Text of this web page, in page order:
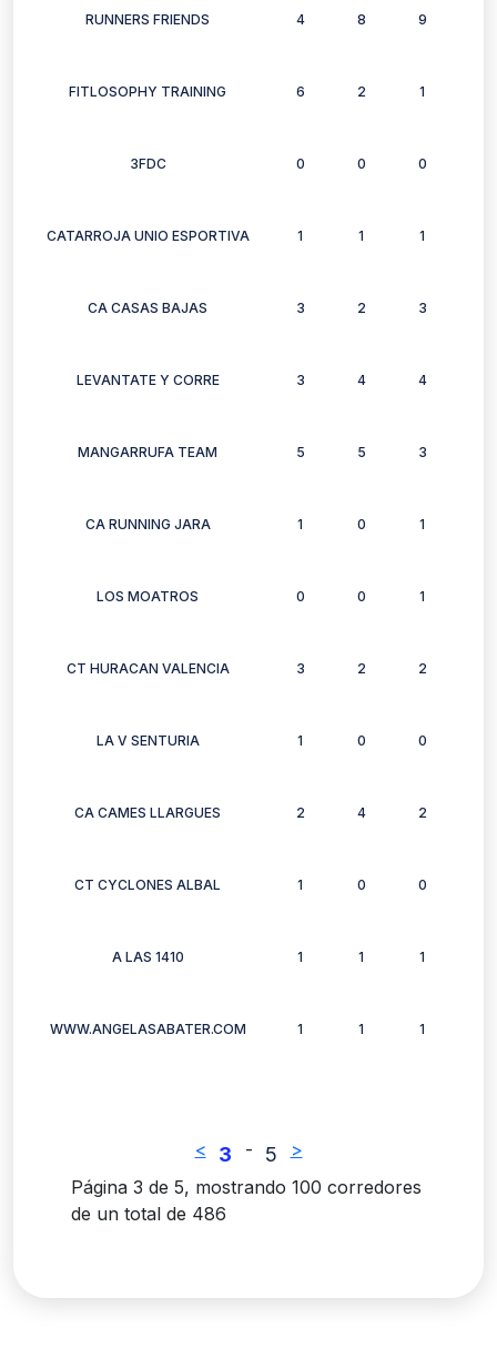
RUNNERS FRIENDS 4 8 9
FITLOSOPHY TRAINING 6 2 1
3FDC 0 0 0
CATARROJA UNIO ESPORTIVA 1 1 1
CA CASAS BAJAS 3 2 3
LEVANTATE Y CORRE 3 4 4
MANGARRUFA TEAM 5 5 3
CA RUNNING JARA 1 0 1
LOS MOATROS 0 0 1
CT HURACAN VALENCIA 3 2 2
LA V SENTURIA 1 0 0
CA CAMES LLARGUES 2 4 2
CT CYCLONES ALBAL 1 0 0
A LAS 1410 1 1 1
WWW.ANGELASABATER.COM 1 1 1
< 3 - 5
>
Página 3 de 5, mostrando 100 corredores
de un total de 486